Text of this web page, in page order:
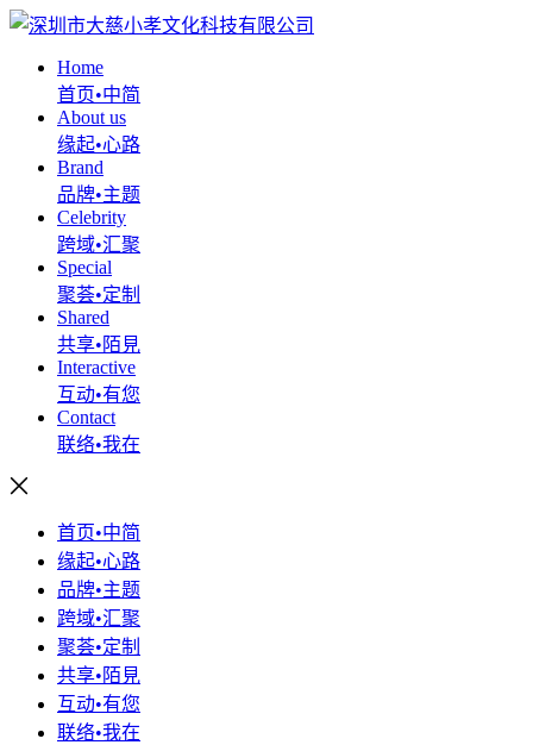
Home
首页•中简
About us
缘起•心路
Brand
品牌•主题
Celebrity
跨域•汇聚
Special
聚荟•定制
Shared
共享•陌見
Interactive
互动•有您
Contact
联络•我在
首页•中简
缘起•心路
品牌•主题
跨域•汇聚
聚荟•定制
共享•陌見
互动•有您
联络•我在